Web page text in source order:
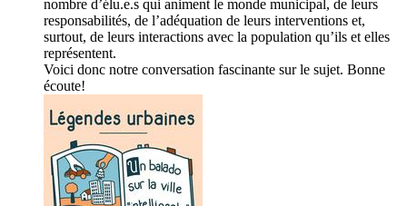
nombre d’élu.e.s qui animent le monde municipal, de leurs
responsabilités, de l’adéquation de leurs interventions et,
surtout, de leurs interactions avec la population qu’ils et elles
représentent.
Voici donc notre conversation fascinante sur le sujet. Bonne
écoute!